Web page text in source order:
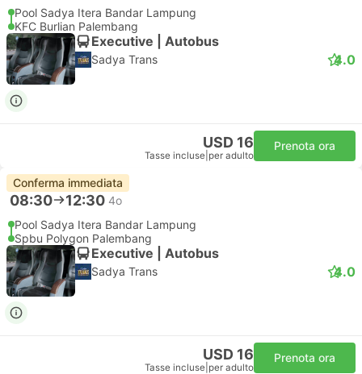
Pool Sadya Itera Bandar Lampung
KFC Burlian Palembang
Executive | Autobus
Sadya Trans 4.0
USD 16
Tasse incluse per adulto
Prenota ora
Conferma immediata
08:30 12:30 4o
Pool Sadya Itera Bandar Lampung
Spbu Polygon Palembang
Executive | Autobus
Sadya Trans 4.0
USD 16
Tasse incluse per adulto
Prenota ora